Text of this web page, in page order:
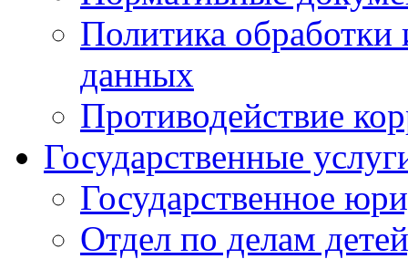
Политика
данных
Противодействие
Государственные
Государственное
Отдел по делам